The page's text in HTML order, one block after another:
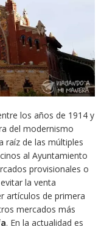
los años de 1914 y
del modernismo
raíz de las múltiples
al Ayuntamiento
provisionales o
la venta
artículos de primera
mercados más
. En la actualidad es